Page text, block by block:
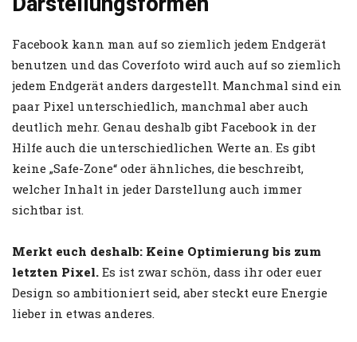
Facebook kann man auf so ziemlich jedem Endgerät
benutzen und das Coverfoto wird auch auf so ziemlich
jedem Endgerät anders dargestellt. Manchmal sind ein
paar Pixel unterschiedlich, manchmal aber auch
deutlich mehr. Genau deshalb gibt Facebook in der
Hilfe auch die unterschiedlichen Werte an. Es gibt
keine „Safe-Zone“ oder ähnliches, die beschreibt,
welcher Inhalt in jeder Darstellung auch immer
sichtbar ist.
Merkt euch deshalb: Keine Optimierung bis zum
letzten Pixel. Es ist zwar schön, dass ihr oder euer
Design so ambitioniert seid, aber steckt eure Energie
lieber in etwas anderes.